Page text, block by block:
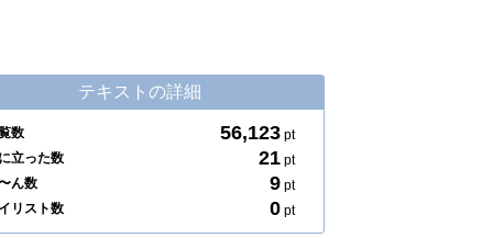
テキストの詳細
数 56,123 pt
立った数
21 pt
ん数
9 pt
リスト数
0 pt